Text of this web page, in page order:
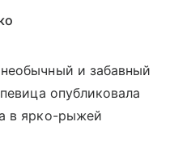
и забавный
опубликовала
в ярко-рыжей